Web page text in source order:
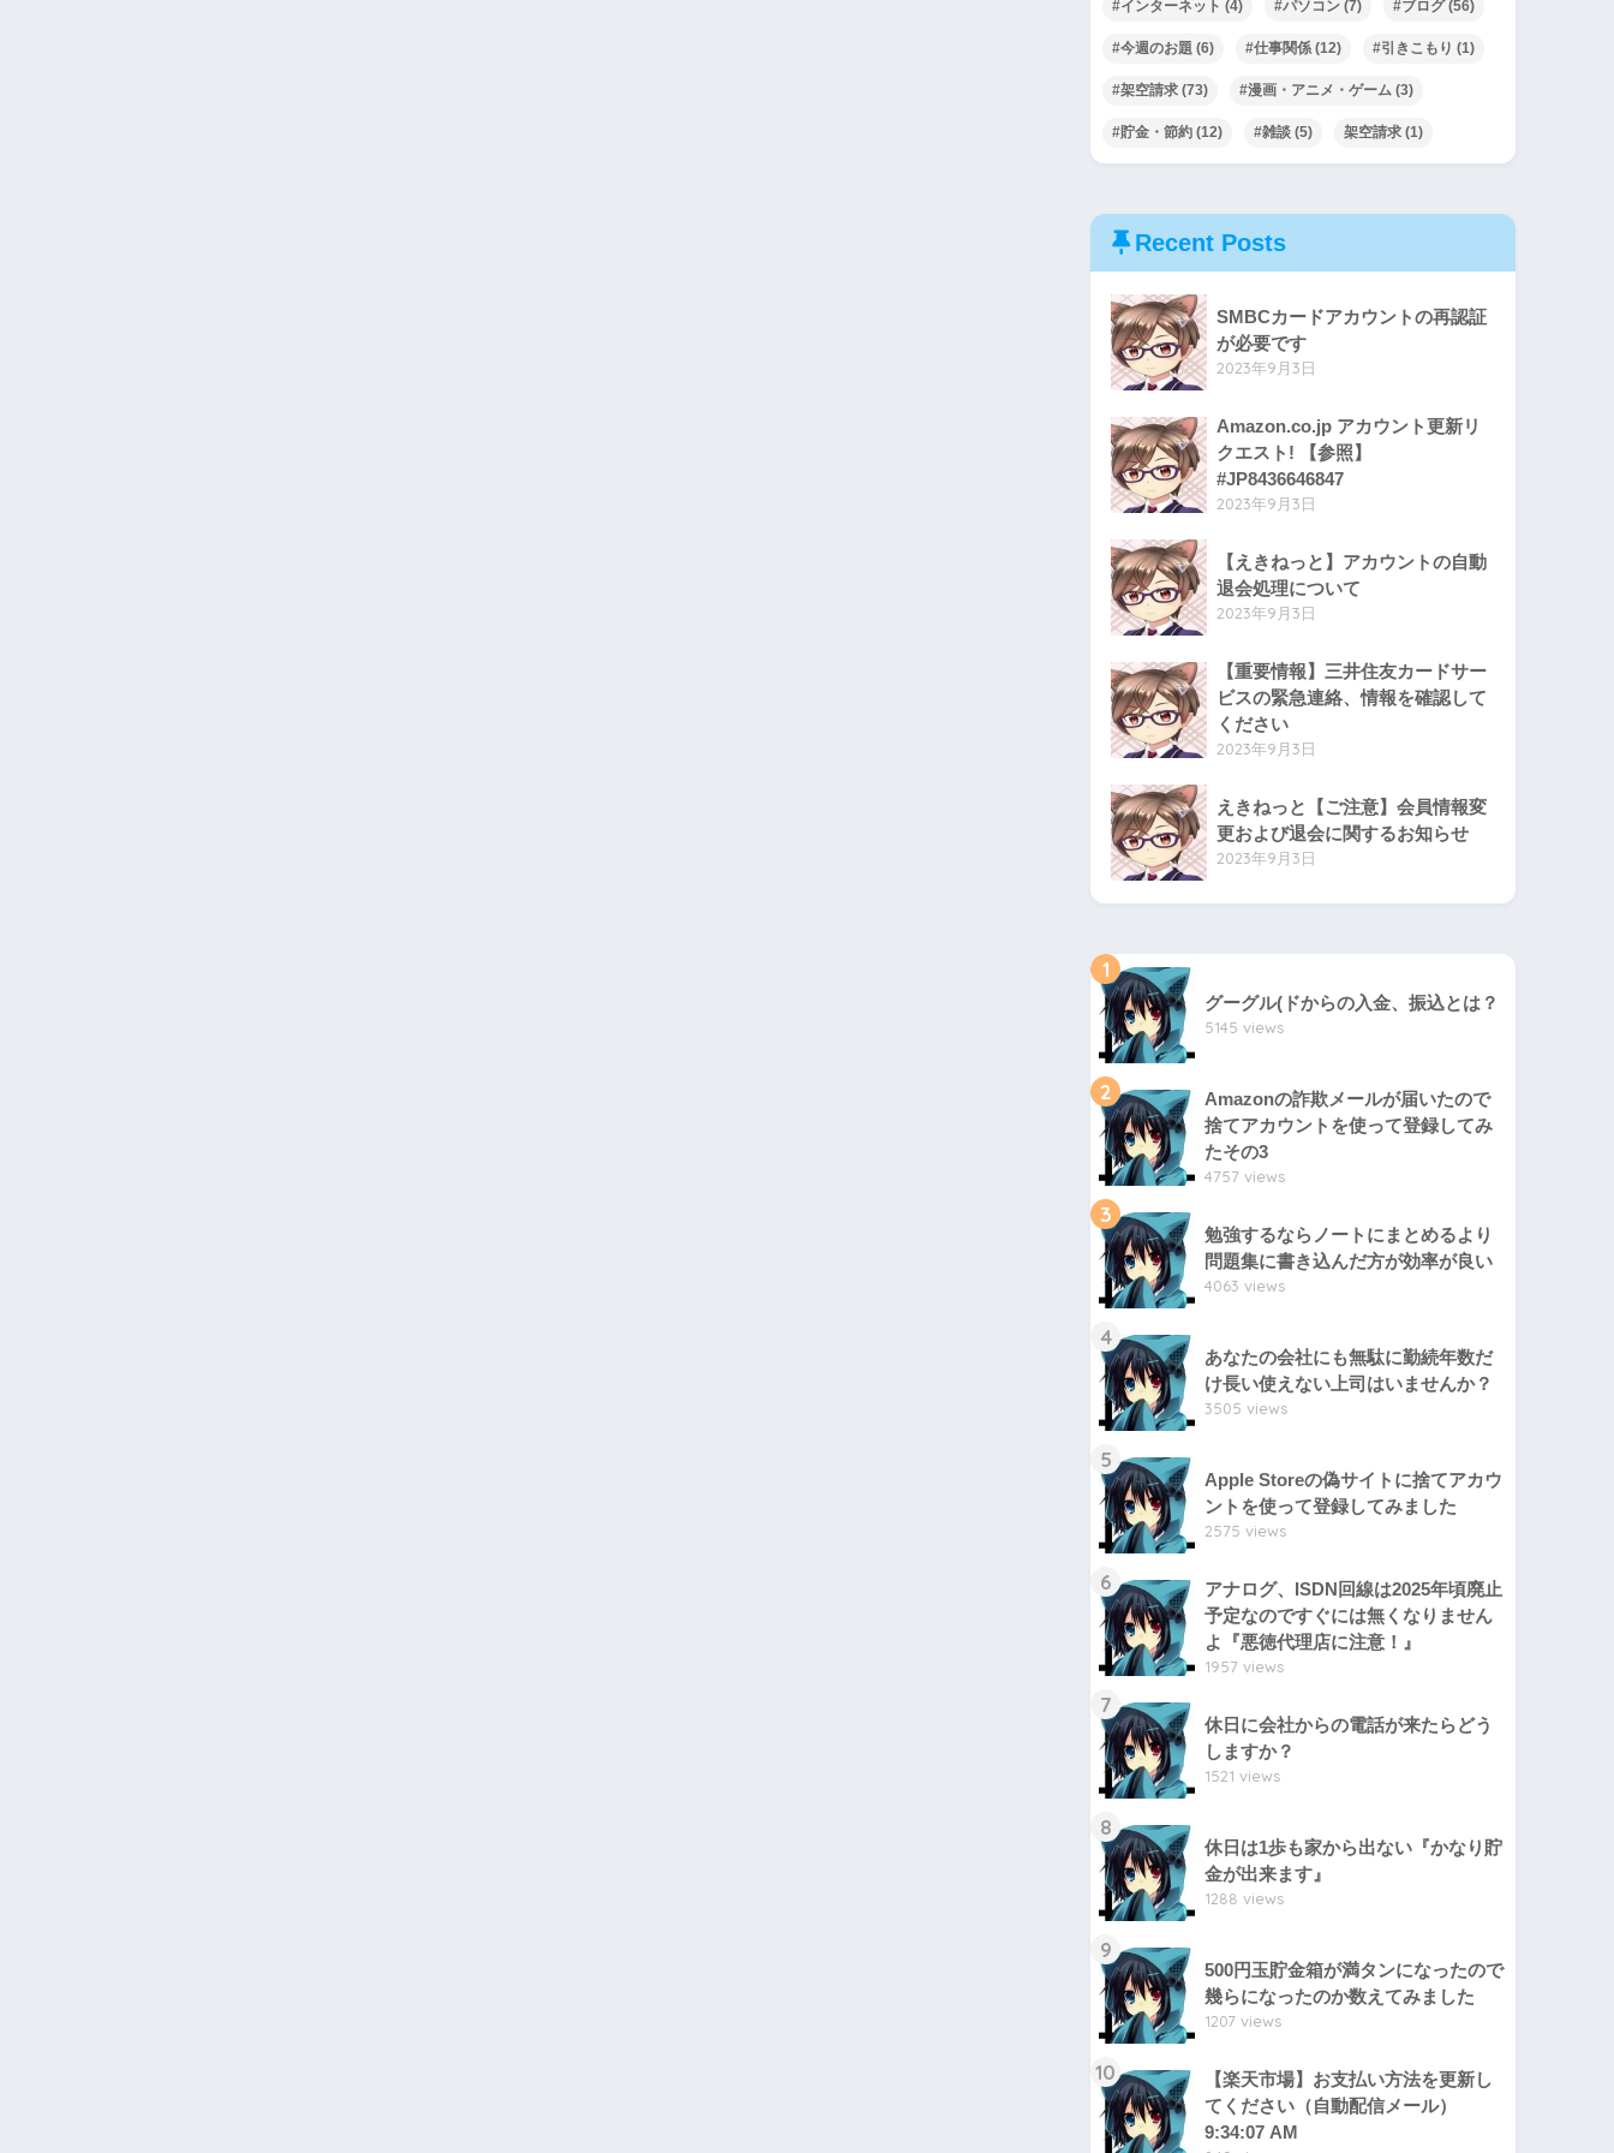
#インターネット (4) #パソコン (7) #ブログ(56)
#今週のお題 (6) #仕事関係 (12) #引きこもり (1)
#架空請求 (73) #漫画・アニメ・ゲーム (3)
#貯金・節約 (12) #雑談 (5) 架空請求 (1)
Recent Posts
SMBCカードアカウントの再認証
が必要です
2023年9月3日
Amazon.co.jp アカウント更新リ
クエスト! 【参照】
#JP8436646847
2023年9月3日
【えきねっと】アカウントの自動
退会処理について
2023年9月3日
【重要情報】三井住友カードサー
ビスの緊急連絡、情報を確認して
ください
2023年9月3日
えきねっと【ご注意】会員情報変
更および退会に関するお知らせ
2023年9月3日
1
グーグル(ドからの入金、振込とは？
5145 views
2
Amazonの詐欺メールが届いたので
捨てアカウントを使って登録してみ
たその3
4757 views
3
勉強するならノートにまとめるより
問題集に書き込んだ方が効率が良い
4063 views
4
あなたの会社にも無駄に勤続年数だ
け長い使えない上司はいませんか？
3505 views
5
Apple Storeの偽サイトに捨てアカウ
ントを使って登録してみました
2575 views
6
アナログ、ISDN回線は2025年頃廃止
予定なのですぐには無くなりません
よ『悪徳代理店に注意！』
1957 views
7
休日に会社からの電話が来たらどう
しますか？
1521 views
8
休日は1歩も家から出ない『かなり貯
金が出来ます』
1288 views
9
500円玉貯金箱が満タンになったので
幾らになったのか数えてみました
1207 views
10
【楽天市場】お支払い方法を更新し
てください（自動配信メール）
9:34:07 AM